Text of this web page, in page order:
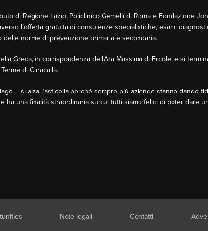
di Regione Lazio, Policlinico Gemelli di Roma e Fondazione
l’offerta gratuita di consulenze specialistiche, esami
norme di prevenzione primaria e secondaria.
Greca, in corrispondenza dell’Ara Massima di Ercole, e si
di Caracalla.
– si alza l’asticella perché sempre più aziende stanno dando
ha una finalità straordinaria su cui tutti siamo felici di poter dare
Note legali Contatti